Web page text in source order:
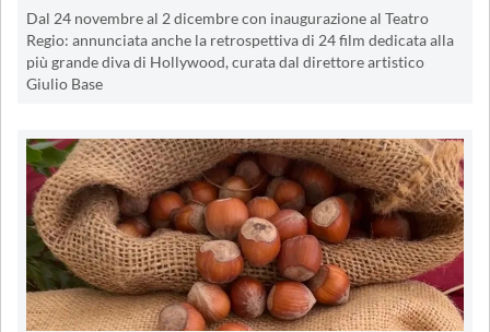
Dal 24 novembre al 2 dicembre con inaugurazione al Teatro
Regio: annunciata anche la retrospettiva di 24 film dedicata alla
più grande diva di Hollywood, curata dal direttore artistico
Giulio Base